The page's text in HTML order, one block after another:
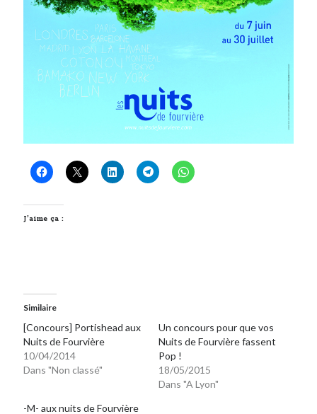
J’aime ça :
Similaire
[Concours] Portishead aux
Nuits de Fourvière
10/04/2014
Dans "Non classé"
Un concours pour que vos
Nuits de Fourvière fassent
Pop !
18/05/2015
Dans "A Lyon"
-M- aux nuits de Fourvière